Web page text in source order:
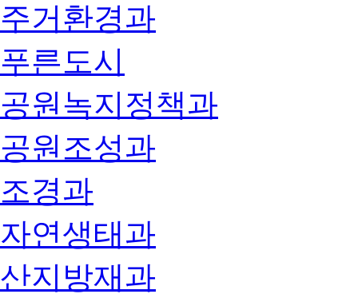
주거환경과
푸른도시
공원녹지정책과
공원조성과
조경과
자연생태과
산지방재과